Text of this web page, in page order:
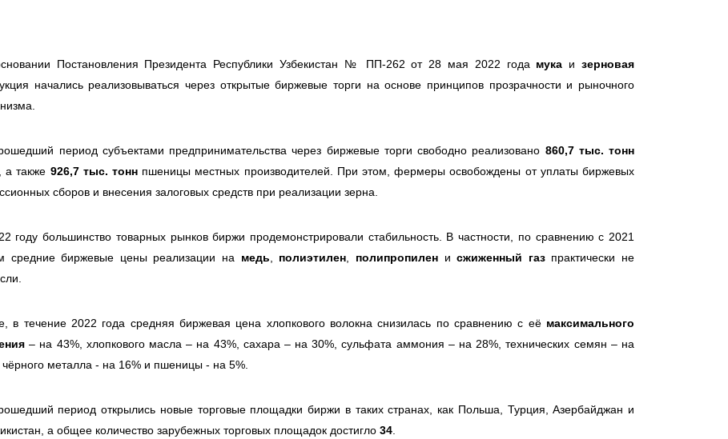
Постановления Президента Республики Узбекистан № ПП-262 от 28 мая 2022 года мука и зерновая
начались реализовываться через открытые биржевые торги на основе принципов прозрачности и рыночного
период субъектами предпринимательства через биржевые торги свободно реализовано 860,7 тыс. тонн
а также 926,7 тыс. тонн пшеницы местных производителей. При этом, фермеры освобождены от уплаты биржевых
сборов и внесения залоговых средств при реализации зерна.
году большинство товарных рынков биржи продемонстрировали стабильность. В частности, по сравнению с 2021
средние биржевые цены реализации на медь, полиэтилен, полипропиленисжиженный газпрактически не
в течение 2022 года средняя биржевая цена хлопкового волокна снизилась по сравнению с её максимального
– на 43%, хлопкового масла – на 43%, сахара – на 30%, сульфата аммония – на 28%, технических семян – на
чёрного металла - на 16% и пшеницы - на 5%.
период открылись новые торговые площадки биржи в таких странах, как Польша, Турция, Азербайджан и
а общее количество зарубежных торговых площадок достигло 34.